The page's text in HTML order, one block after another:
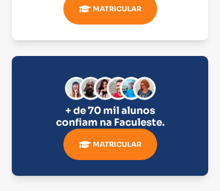
MATRICULAR
+ de 70 mil alunos
confiam na Faculeste.
MATRICULAR